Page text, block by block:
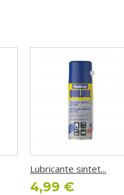
Lubricante sintet...
4,99 €